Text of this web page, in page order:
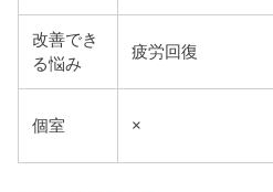
改善でき
る悩み
疲労回復
個室 ×